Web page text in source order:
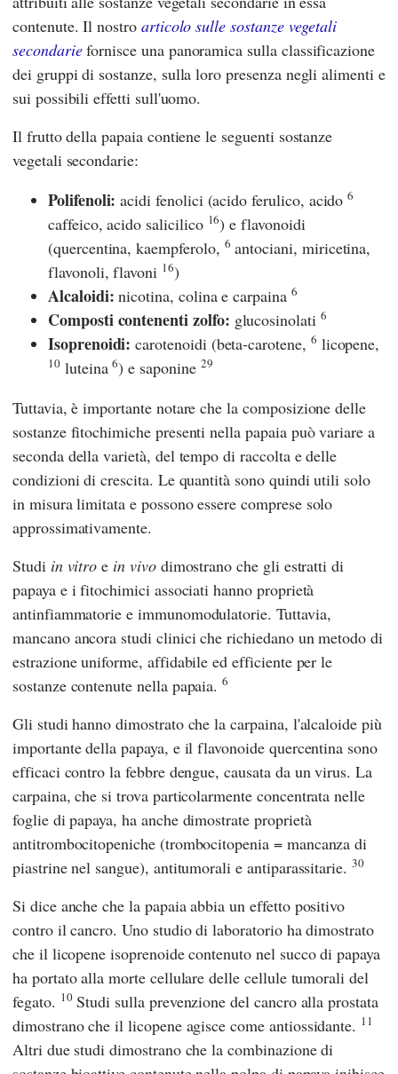
contenute. Il nostro articolo sulle sostanze vegetali
secondariefornisce una panoramica sulla classificazione
dei gruppi di sostanze, sulla loro presenza negli alimenti e
sui possibili effetti sull'uomo.
Il frutto della papaia contiene le seguenti sostanze
vegetali secondarie:
Polifenoli: acidi fenolici (acido ferulico, acido6
caffeico, acido salicilico 16) e flavonoidi
(quercentina, kaempferolo, 6 antociani, miricetina,
flavonoli, flavoni 16)
Alcaloidi: nicotina, colina e carpaina 6
Composti contenenti zolfo: glucosinolati 6
Isoprenoidi: carotenoidi (beta-carotene, 6 licopene,
10luteina6) e saponine 29
Tuttavia, è importante notare che la composizione delle
sostanze fitochimiche presenti nella papaia può variare a
seconda della varietà, del tempo di raccolta e delle
condizioni di crescita. Le quantità sono quindi utili solo
in misura limitata e possono essere comprese solo
approssimativamente.
Studi in vitro e in vivodimostrano che gli estratti di
papaya e i fitochimici associati hanno proprietà
antinfiammatorie e immunomodulatorie. Tuttavia,
mancano ancora studi clinici che richiedano un metodo di
estrazione uniforme, affidabile ed efficiente per le
sostanze contenute nella papaia.6
Gli studi hanno dimostrato che la carpaina, l'alcaloide più
importante della papaya, e il flavonoide quercentina sono
efficaci contro la febbre dengue, causata da un virus. La
carpaina, che si trova particolarmente concentrata nelle
foglie di papaya, ha anche dimostrate proprietà
antitrombocitopeniche (trombocitopenia = mancanza di
piastrine nel sangue), antitumorali e antiparassitarie. 30
Si dice anche che la papaia abbia un effetto positivo
contro il cancro. Uno studio di laboratorio ha dimostrato
che il licopene isoprenoide contenuto nel succo di papaya
ha portato alla morte cellulare delle cellule tumorali del
fegato. 10Studi sulla prevenzione del cancro alla prostata
dimostrano che il licopene agisce come antiossidante. 11
Altri due studi dimostrano che la combinazione di